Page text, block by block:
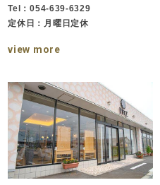
Tel：054-639-6329
定休日：月曜日定休
view more